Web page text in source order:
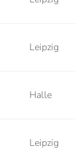
Leipzig
Halle
Leipzig